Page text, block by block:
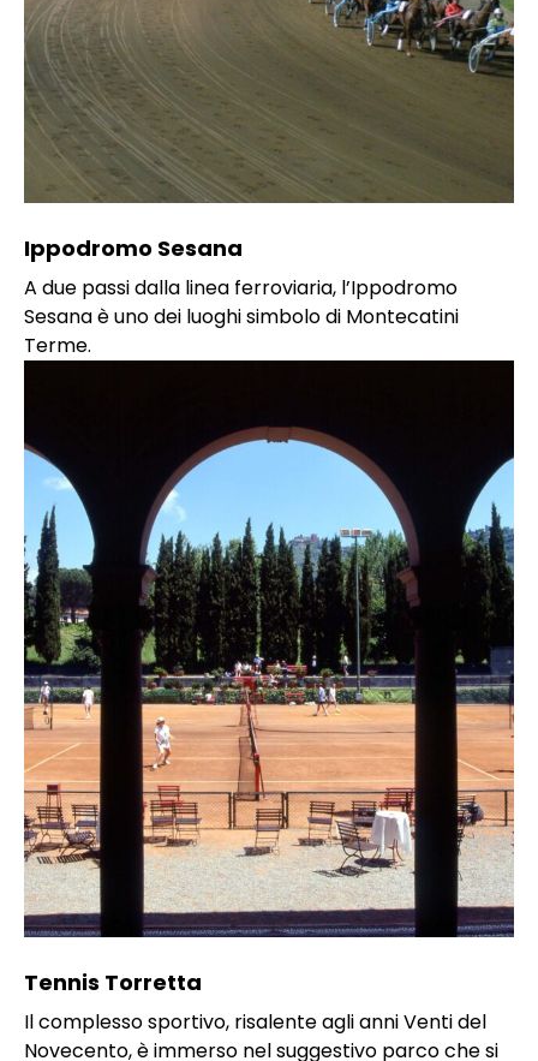
Ippodromo Sesana
A due passi dalla linea ferroviaria, l’Ippodromo
Sesana è uno dei luoghi simbolo di Montecatini
Terme.
Tennis Torretta
Il complesso sportivo, risalente agli anni Venti del
Novecento, è immerso nel suggestivo parco che si